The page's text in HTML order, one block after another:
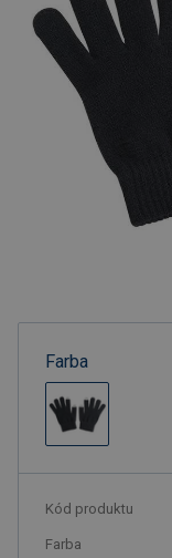
Farba
Kód produktu
Farba